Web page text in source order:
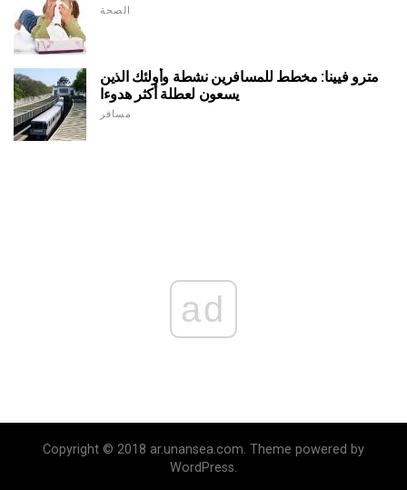
الصحة
مترو فيينا: مخطط للمسافرين نشطة وأولئك الذين
يسعون لعطلة أكثر هدوءا
مسافر
ad
Copyright © 2018 ar.unansea.com. Theme powered by
WordPress.